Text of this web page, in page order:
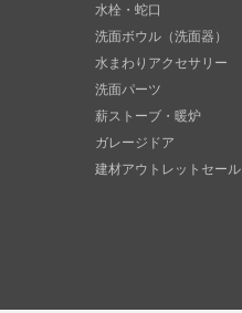
水栓・蛇口
洗面ボウル（洗面器）
水まわりアクセサリー
洗面パーツ
薪ストーブ・暖炉
ガレージドア
建材アウトレットセール